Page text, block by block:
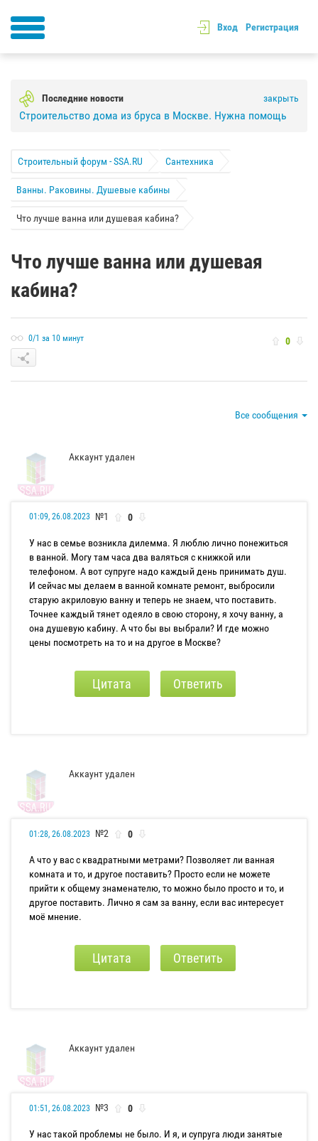
Вход Регистрация
Последние новости закрыть
Строительство дома из бруса в Москве. Нужна помощь
Строительный форум - SSA.RU Сантехника
Ванны. Раковины. Душевые кабины
Что лучше ванна или душевая кабина?
Что лучше ванна или душевая
кабина?
0/1 за 10 минут 0
Все сообщения
Аккаунт удален
01:09, 26.08.2023 №1 0
У нас в семье возникла дилемма. Я люблю лично понежиться
в ванной. Могу там часа два валяться с книжкой или
телефоном. А вот супруге надо каждый день принимать душ.
И сейчас мы делаем в ванной комнате ремонт, выбросили
старую акриловую ванну и теперь не знаем, что поставить.
Точнее каждый тянет одеяло в свою сторону, я хочу ванну, а
она душевую кабину. А что бы вы выбрали? И где можно
цены посмотреть на то и на другое в Москве?
Цитата Ответить
Аккаунт удален
01:28, 26.08.2023 №2 0
А что у вас с квадратными метрами? Позволяет ли ванная
комната и то, и другое поставить? Просто если не можете
прийти к общему знаменателю, то можно было просто и то, и
другое поставить. Лично я сам за ванну, если вас интересует
моё мнение.
Цитата Ответить
Аккаунт удален
01:51, 26.08.2023 №3 0
У нас такой проблемы не было. И я, и супруга люди занятые